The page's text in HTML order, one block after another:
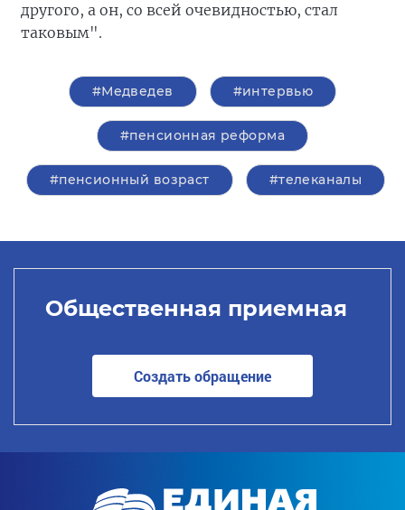
другого, а он, со всей очевидностью, стал
таковым".
#Медведев #интервью
#пенсионная реформа
#пенсионный возраст #телеканалы
Общественная приемная
Создать обращение